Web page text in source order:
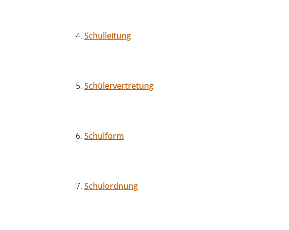
Schulleitung
Schülervertretung
Schulform
Schulordnung